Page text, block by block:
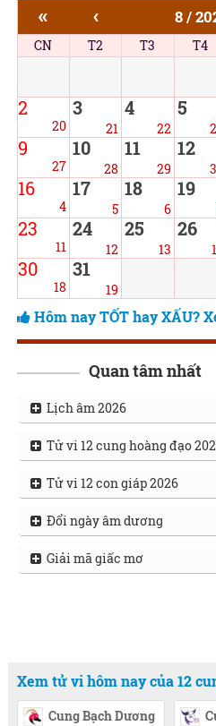
« ‹ 8 /
CN T2 T3 T4
2
20
3
21
4
22
5
9
27
10
28
11
29
12
16
4
17
5
18
6
19
23
11
24
12
25
13
26
30
18
31
19
Hôm nay TỐT hay XẤU?
Quan tâm nhất
Lịch âm 2026
Tử vi 12 cung hoàng đạo
Tử vi 12 con giáp 2026
Đổi ngày âm dương
Giải mã giấc mơ
Xem tử vi hôm nay của 12
Cung Bạch Dương